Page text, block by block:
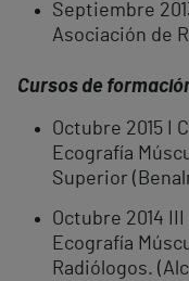
Septiembre
Asociación de
Cursos de
Octubre 2015 I
Ecografía
Superior
Octubre 2014
Ecografía
Radiólogos.